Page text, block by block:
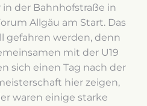
der Bahnhofstraße in
Allgäu am Start. Das
gefahren werden, denn
mit der U19
sich einen Tag nach der
hier zeigen,
waren einige starke